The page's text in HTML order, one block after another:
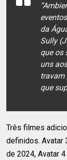
da
Sully
que os
uns
travam
que
Três filmes
definidos. Avatar
de 2024, Avatar